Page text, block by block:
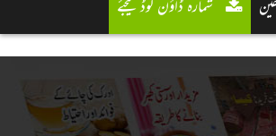
شمارہ ڈاؤن لوڈ کیجئے